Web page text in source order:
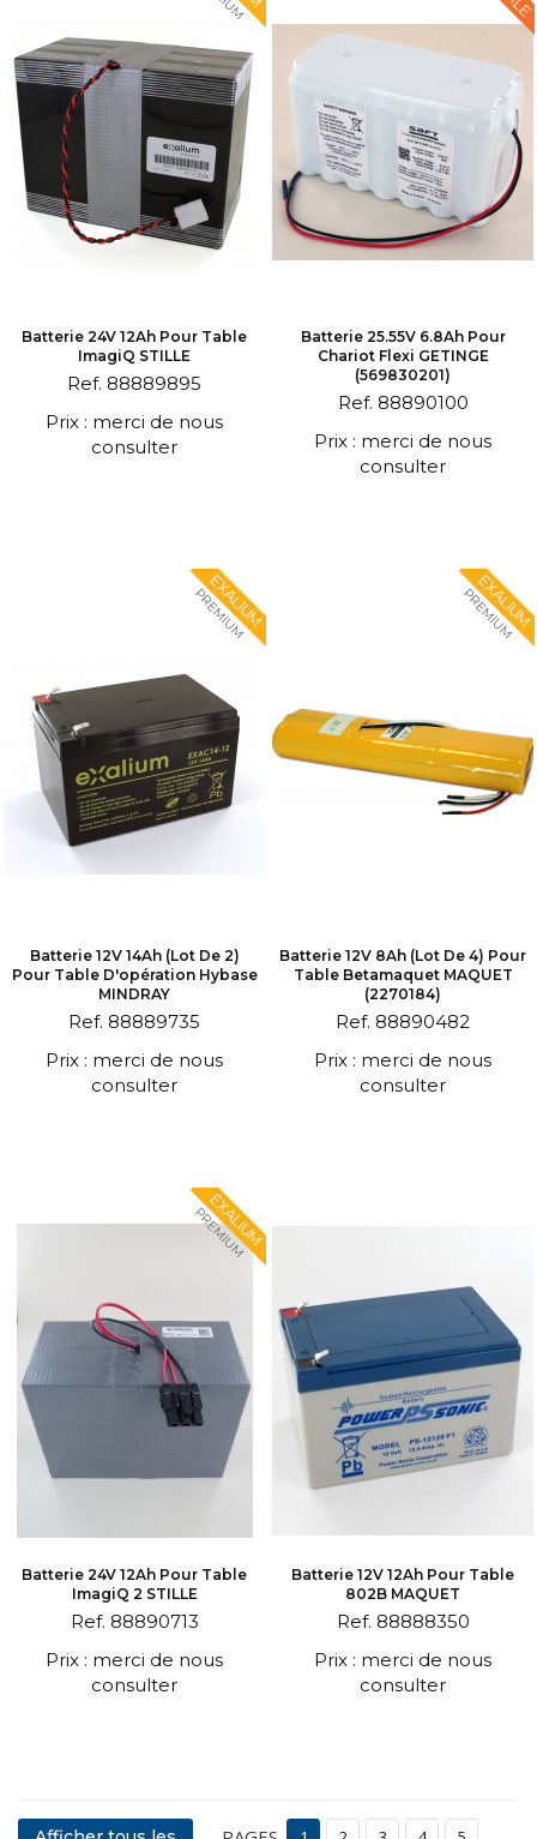
Batterie 24V 12Ah Pour Table
ImagiQ STILLE
Ref. 88889895
Prix : merci de nous
consulter
Batterie 25.55V 6.8Ah Pour
Chariot Flexi GETINGE
(569830201)
Ref. 88890100
Prix : merci de nous
consulter
EXALIUM
PREMIUM
Batterie 12V 14Ah (lot De 2)
Pour Table D'opération Hybase
MINDRAY
Ref. 88889735
Prix : merci de nous
consulter
EXALIUM
PREMIUM
Batterie 12V 8Ah (lot De 4) Pour
Table Betamaquet MAQUET
(2270184)
Ref. 88890482
Prix : merci de nous
consulter
EXALIUM
PREMIUM
Batterie 24V 12Ah Pour Table
ImagiQ 2 STILLE
Ref. 88890713
Prix : merci de nous
consulter
Batterie 12V 12Ah Pour Table
802B MAQUET
Ref. 88888350
Prix : merci de nous
consulter